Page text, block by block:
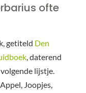
ofte
getiteld Den
, daterend
lijstje.
Joopjes,